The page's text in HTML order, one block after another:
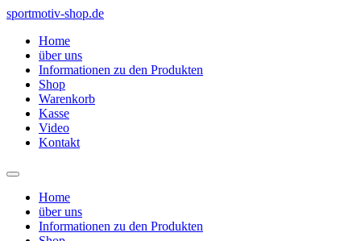
Zum
springen
sportmotiv-shop.de
Home
über uns
Informationen zu den Produkten
Shop
Warenkorb
Kasse
Video
Kontakt
Home
über uns
Informationen zu den Produkten